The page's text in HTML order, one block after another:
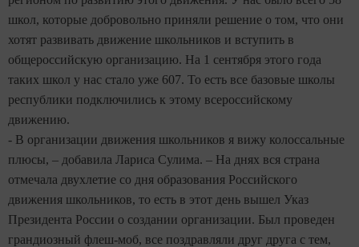
школ, которые добровольно приняли решение о том, что они
хотят развивать движение школьников и вступить в
общероссийскую организацию. На 1 сентября этого года
таких школ у нас стало уже 607. То есть все базовые школы
республики подключились к этому всероссийскому
движению.
- В организации движения школьников я вижу колоссальные
плюсы, – добавила Лариса Сулима. – На днях вся страна
отмечала двухлетие со дня образования Российского
движения школьников, то есть в этот день вышел Указ
Президента России о создании организации. Был проведен
грандиозный флеш-моб, все поздравляли друг друга с тем,